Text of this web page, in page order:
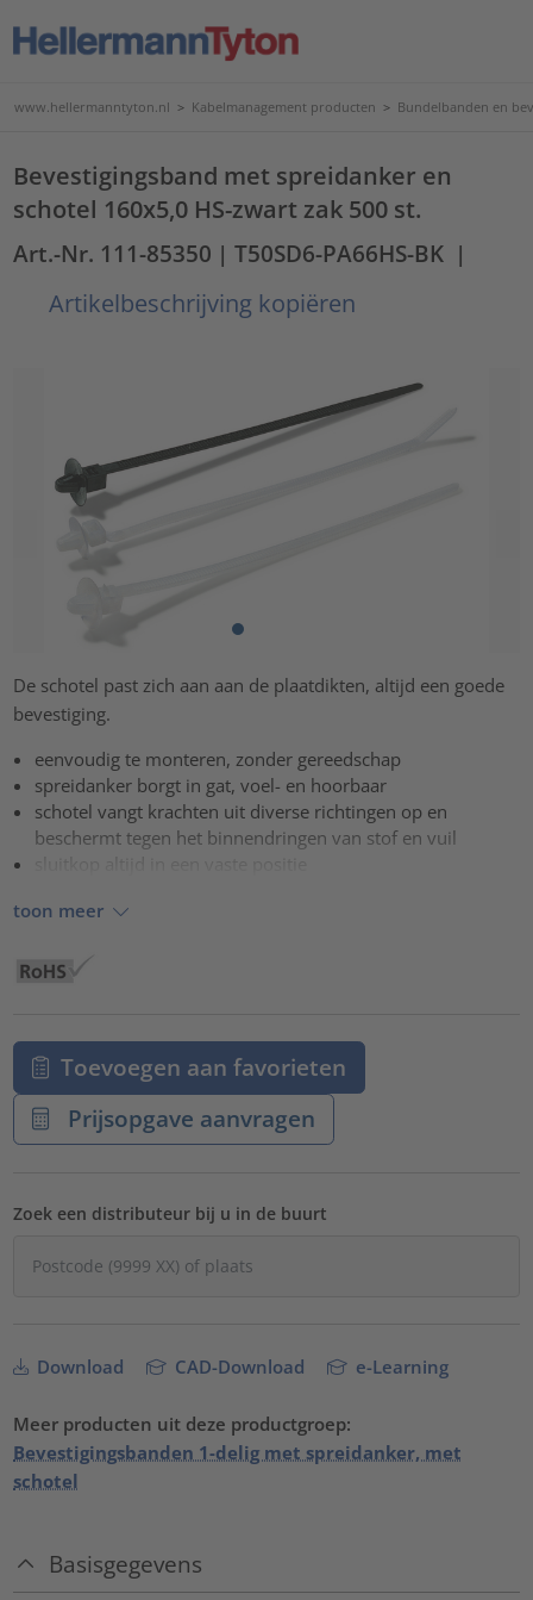
www.hellermanntyton.nl > Kabelmanagement producten > Bundelbanden en
Bevestigingsband met spreidanker en
schotel 160x5,0 HS-zwart zak 500 st.
Art.-Nr. 111-85350 | T50SD6-PA66HS-BK |
Artikelbeschrijving kopiëren
De schotel past zich aan aan de plaatdikten, altijd een goede
bevestiging.
eenvoudig te monteren, zonder gereedschap
spreidanker borgt in gat, voel- en hoorbaar
schotel vangt krachten uit diverse richtingen op en
beschermt tegen het binnendringen van stof en vuil
toon meer
Toevoegen aan favorieten
Prijsopgave aanvragen
Zoek een distributeur bij u in de buurt
Download CAD-Download e-Learning
Meer producten uit deze productgroep:
Bevestigingsbanden 1-delig met spreidanker, met
schotel
Basisgegevens